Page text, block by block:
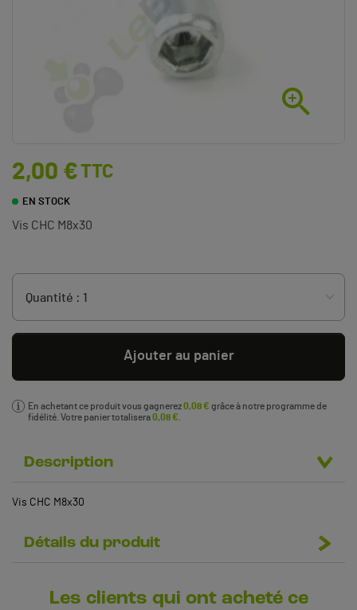

2,00 €TTC
EN STOCK
Vis CHC M8x30
Ajouter au panier
En achetant ce produit vous gagnerez0,08 € grâce à notre programme de
fidélité. Votre panier totalisera0,08 €
Description
Vis CHC M8x30
Détails du produit
Les clients qui ont acheté ce